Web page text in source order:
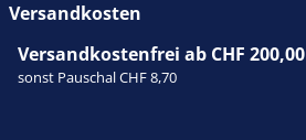
Versandkosten
Versandkostenfrei ab CHF 200,00
sonst Pauschal CHF 8,70